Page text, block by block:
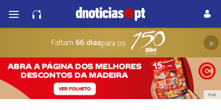
Faltam 66 diaspara os ×
PUB